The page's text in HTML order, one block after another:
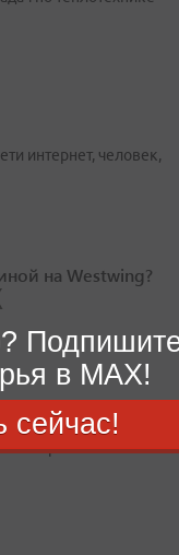
интернет, человек,
на Westwing?
настроение и
в MAX!
сейчас!